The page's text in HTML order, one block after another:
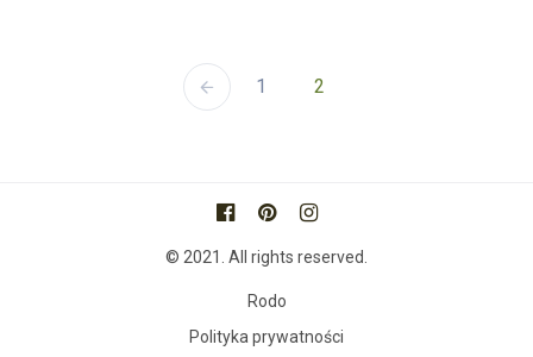
1 2
© 2021. All rights reserved.
Rodo
Polityka prywatności